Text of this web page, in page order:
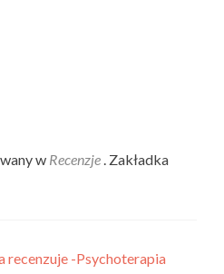
w Recenzje . Zakładka
recenzuje -Psychoterapia